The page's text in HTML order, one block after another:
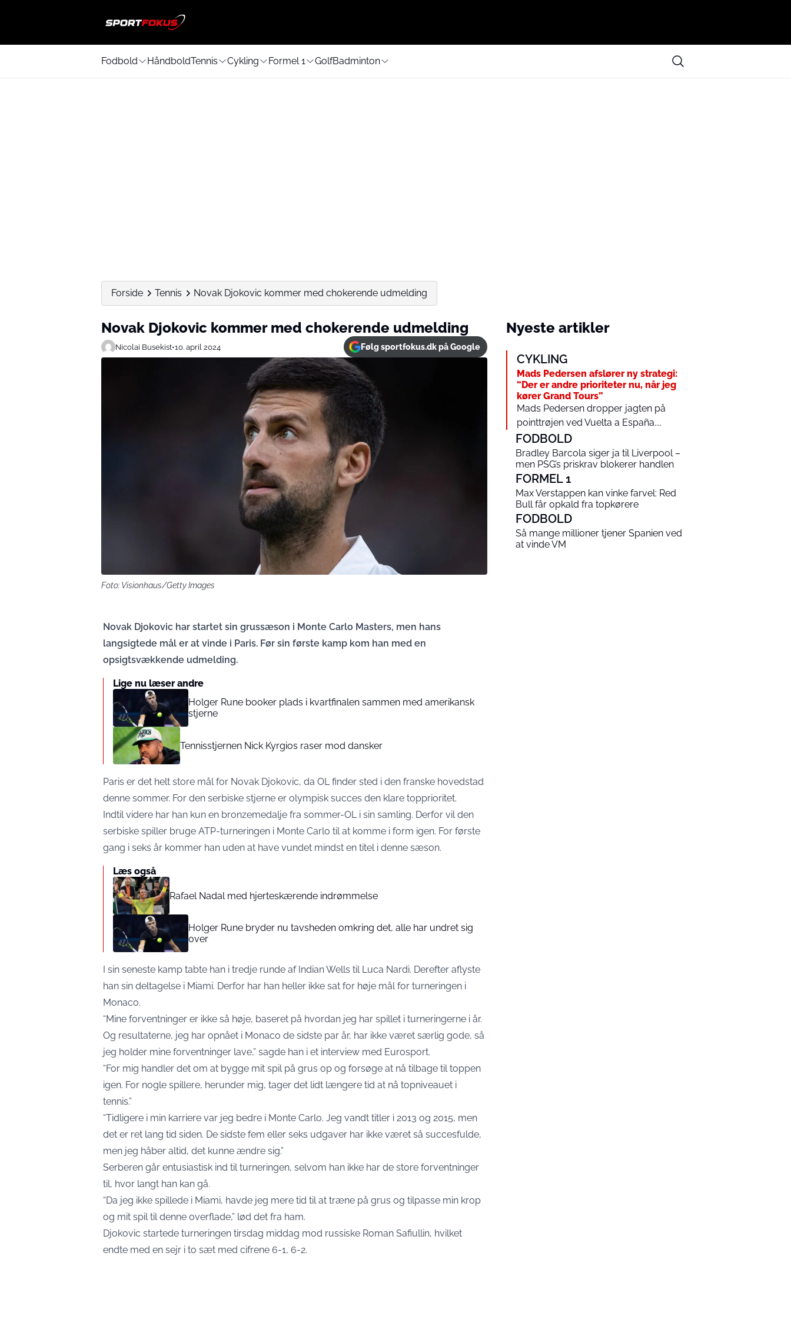
Fodbold HåndboldTennis Cykling Formel 1 GolfBadminton
Forside Tennis Novak Djokovic kommer med chokerende udmelding
Novak Djokovic kommer med chokerende udmelding
Nicolai Busekist•10. april 2024 Følg sportfokus.dk på Google
Foto: Visionhaus/Getty Images
Novak Djokovic har startet sin grussæson i Monte Carlo Masters, men hans
langsigtede mål er at vinde i Paris. Før sin første kamp kom han med en
opsigtsvækkende udmelding.
Lige nu læser andre
Holger Rune booker plads i kvartfinalen sammen med amerikansk
stjerne
Tennisstjernen Nick Kyrgios raser mod dansker
Paris er det helt store mål for Novak Djokovic, da OL finder sted i den franske hovedstad
denne sommer. For den serbiske stjerne er olympisk succes den klare topprioritet.
Indtil videre har han kun en bronzemedalje fra sommer-OL i sin samling. Derfor vil den
serbiske spiller bruge ATP-turneringen i Monte Carlo til at komme i form igen. For første
gang i seks år kommer han uden at have vundet mindst en titel i denne sæson.
Læs også
Rafael Nadal med hjerteskærende indrømmelse
Holger Rune bryder nu tavsheden omkring det, alle har undret sig
over
I sin seneste kamp tabte han i tredje runde af Indian Wells til Luca Nardi. Derefter aflyste
han sin deltagelse i Miami. Derfor har han heller ikke sat for høje mål for turneringen i
Monaco.
“Mine forventninger er ikke så høje, baseret på hvordan jeg har spillet i turneringerne i år.
Og resultaterne, jeg har opnået i Monaco de sidste par år, har ikke været særlig gode, så
jeg holder mine forventninger lave,” sagde han i et interview med Eurosport.
“For mig handler det om at bygge mit spil på grus op og forsøge at nå tilbage til toppen
igen. For nogle spillere, herunder mig, tager det lidt længere tid at nå topniveauet i
tennis.”
“Tidligere i min karriere var jeg bedre i Monte Carlo. Jeg vandt titler i 2013 og 2015, men
det er ret lang tid siden. De sidste fem eller seks udgaver har ikke været så succesfulde,
men jeg håber altid, det kunne ændre sig.”
Serberen går entusiastisk ind til turneringen, selvom han ikke har de store forventninger
til, hvor langt han kan gå.
“Da jeg ikke spillede i Miami, havde jeg mere tid til at træne på grus og tilpasse min krop
og mit spil til denne overflade,” lød det fra ham.
Djokovic startede turneringen tirsdag middag mod russiske Roman Safiullin, hvilket
endte med en sejr i to sæt med cifrene 6-1, 6-2.
Nyeste artikler
CYKLING
Mads Pedersen afslører ny strategi:
“Der er andre prioriteter nu, når jeg
kører Grand Tours”
Mads Pedersen dropper jagten på
pointtrøjen ved Vuelta a España....
FODBOLD
Bradley Barcola siger ja til Liverpool –
men PSG’s priskrav blokerer handlen
FORMEL 1
Max Verstappen kan vinke farvel: Red
Bull får opkald fra topkørere
FODBOLD
Så mange millioner tjener Spanien ved
at vinde VM